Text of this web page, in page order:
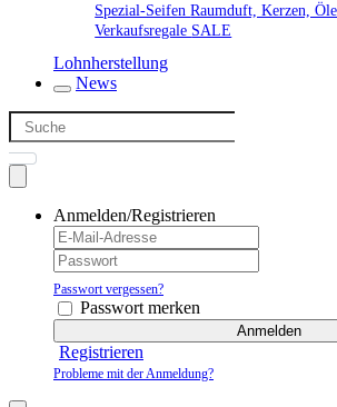
Spezial-SeifenRaumduft, Kerzen,
Verkaufsregale SALE
Lohnherstellung
News
Anmelden/Registrieren
Passwort vergessen?
Passwort merken
Anmelden
Registrieren
Probleme mit der Anmeldung?